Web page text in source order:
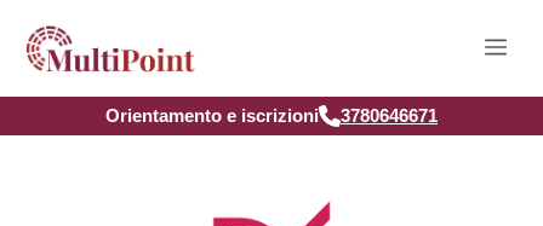
contenuto
Orientamento e iscrizioni 3780646671